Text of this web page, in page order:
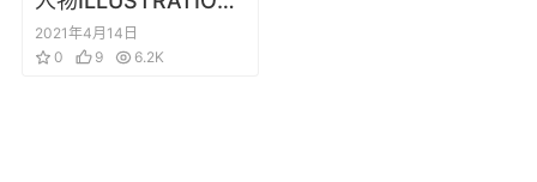
WORKS 长野刚 三
国、战国人物插画集
2021年4月14日
0
9 6.2K